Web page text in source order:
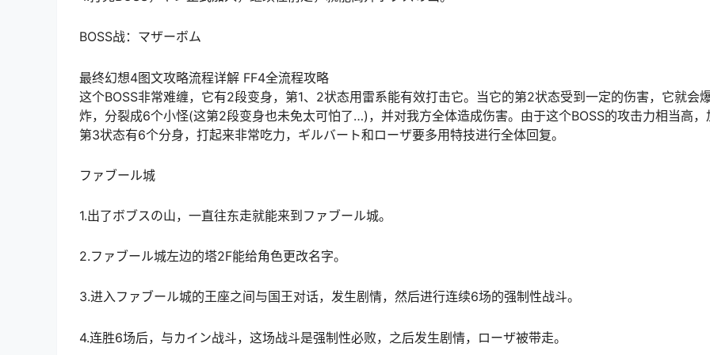
BOSS战：マザーボム
最终幻想4图文攻略流程详解 FF4全流程攻略
这个BOSS非常难缠，它有2段变身，第1、2状态用雷系能有效打击它。当它的第2状态受到一定的伤害，它就会
炸，分裂成6个小怪(这第2段变身也未免太可怕了…)，并对我方全体造成伤害。由于这个BOSS的攻击力相当高，
第3状态有6个分身，打起来非常吃力，ギルバート和ローザ要多用特技进行全体回复。
ファブール城
1.出了ボブスの山，一直往东走就能来到ファブール城。
2.ファブール城左边的塔2F能给角色更改名字。
3.进入ファブール城的王座之间与国王对话，发生剧情，然后进行连续6场的强制性战斗。
4.连胜6场后，与カイン战斗，这场战斗是强制性必败，之后发生剧情，ローザ被带走。